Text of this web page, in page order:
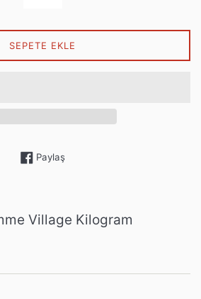
SEPETE EKLE
PaylaşFacebook'ta paylaş
Village Kilogram